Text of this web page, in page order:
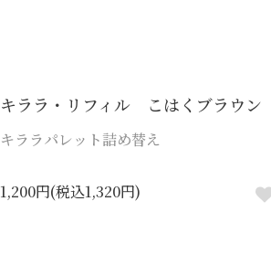
キララ・リフィル こはくブラウン
キララパレット詰め替え
1,200円(税込1,320円)